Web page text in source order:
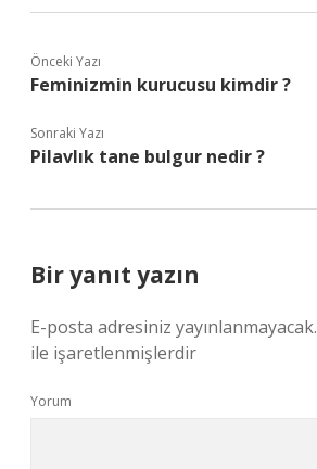
Önceki Yazı
Feminizmin kurucusu kimdir ?
Sonraki Yazı
Pilavlık tane bulgur nedir ?
Bir yanıt yazın
E-posta adresiniz yayınlanmayacak.
ile işaretlenmişlerdir
Yorum